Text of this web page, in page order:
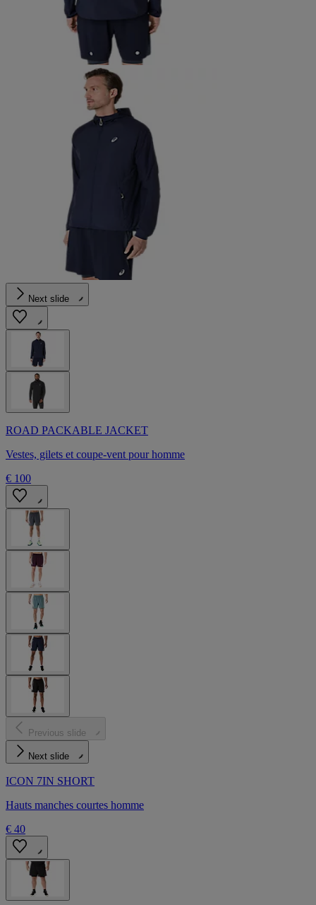
Next slide
ROAD PACKABLE JACKET
Vestes, gilets et coupe-vent pour homme
€ 100
Previous slide
Next slide
ICON 7IN SHORT
Hauts manches courtes homme
€ 40